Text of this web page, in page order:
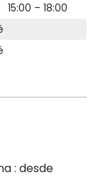
15:00 – 18:00
: desde